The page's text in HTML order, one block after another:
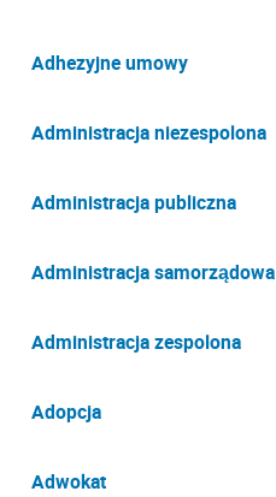
Adhezyjne umowy
Administracja niezespolona
Administracja publiczna
Administracja samorządowa
Administracja zespolona
Adopcja
Adwokat